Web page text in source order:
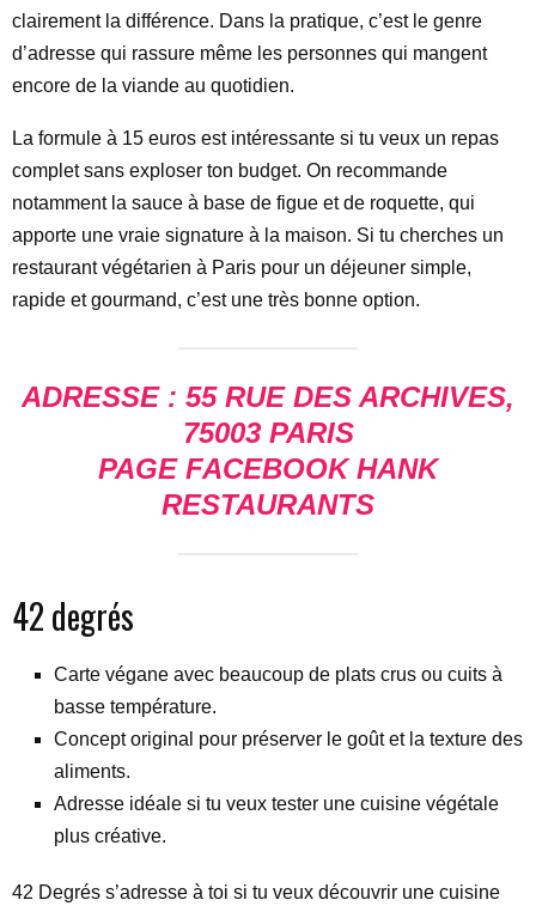
clairement la différence. Dans la pratique, c’est le genre
d’adresse qui rassure même les personnes qui mangent
encore de la viande au quotidien.
La formule à 15 euros est intéressante si tu veux un repas
complet sans exploser ton budget. On recommande
notamment la sauce à base de figue et de roquette, qui
apporte une vraie signature à la maison. Si tu cherches un
restaurant végétarien à Paris pour un déjeuner simple,
rapide et gourmand, c’est une très bonne option.
ADRESSE : 55 RUE DES ARCHIVES,
75003 PARIS
PAGE FACEBOOK HANK
RESTAURANTS
42 degrés
Carte végane avec beaucoup de plats crus ou cuits à
basse température.
Concept original pour préserver le goût et la texture des
aliments.
Adresse idéale si tu veux tester une cuisine végétale
plus créative.
42 Degrés s’adresse à toi si tu veux découvrir une cuisine